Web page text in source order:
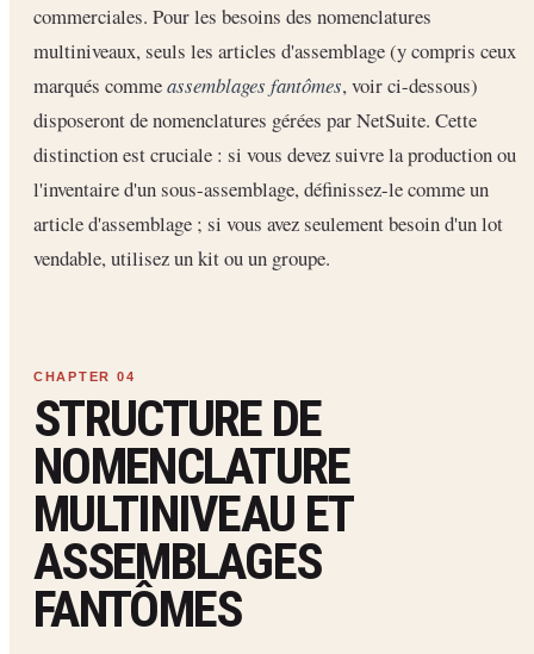
commerciales. Pour les besoins des nomenclatures
multiniveaux, seuls les articles d'assemblage (y compris ceux
marqués commeassemblages fantômes, voir ci-dessous)
disposeront de nomenclatures gérées par NetSuite. Cette
distinction est cruciale : si vous devez suivre la production ou
l'inventaire d'un sous-assemblage, définissez-le comme un
article d'assemblage ; si vous avez seulement besoin d'un lot
vendable, utilisez un kit ou un groupe.
STRUCTURE DE
NOMENCLATURE
MULTINIVEAU ET
ASSEMBLAGES
FANTÔMES